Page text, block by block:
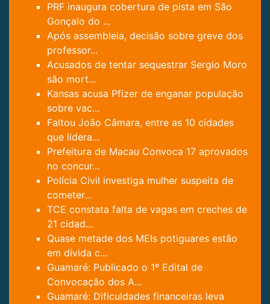
PRF inaugura cobertura de pista em São
Gonçalo do ...
Após assembleia, decisão sobre greve dos
professor...
Acusados de tentar sequestrar Sergio Moro
são mort...
Kansas acusa Pfizer de enganar população
sobre vac...
Faltou João Câmara, entre as 10 cidades
que lidera...
Prefeitura de Macau Convoca 17 aprovados
no concur...
Polícia Civil investiga mulher suspeita de
cometer...
TCE constata falta de vagas em creches de
21 cidad...
Quase metade dos MEIs potiguares estão
em dívida c...
Guamaré: Publicado o 1º Edital de
Convocação dos A...
Guamaré: Dificuldades financeiras leva